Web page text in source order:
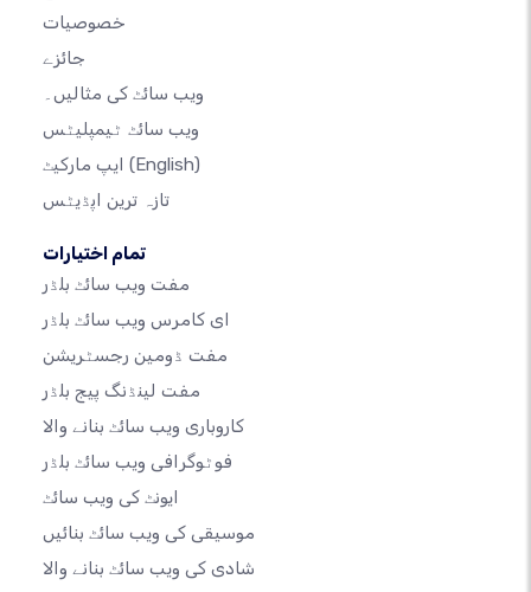
خصوصیات
جائزے
ویب سائٹ کی مثالیں۔
ویب سائٹ ٹیمپلیٹس
(English)
تازہ ترین اپڈیٹس
تمام اختیارات
مفت ویب سائٹ بلڈر
ای کامرس ویب سائٹ بلڈر
مفت ڈومین رجسٹریشن
مفت لینڈنگ پیج بلڈر
کاروباری ویب سائٹ بنانے والا
فوٹوگرافی ویب سائٹ بلڈر
ایونٹ کی ویب سائٹ
موسیقی کی ویب سائٹ بنائیں
شادی کی ویب سائٹ بنانے والا